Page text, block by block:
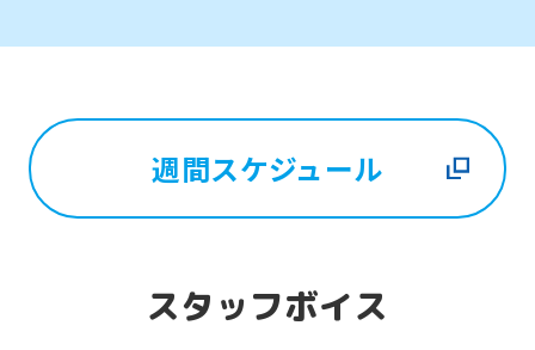
週間スケジュール
スタッフボイス
For